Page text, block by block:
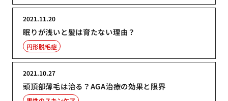
眠りが浅いと髪は育たない理由？
2021.11.20
円形脱毛症
頭頂部薄毛は治る？AGA治療の効果と限界
2021.10.27